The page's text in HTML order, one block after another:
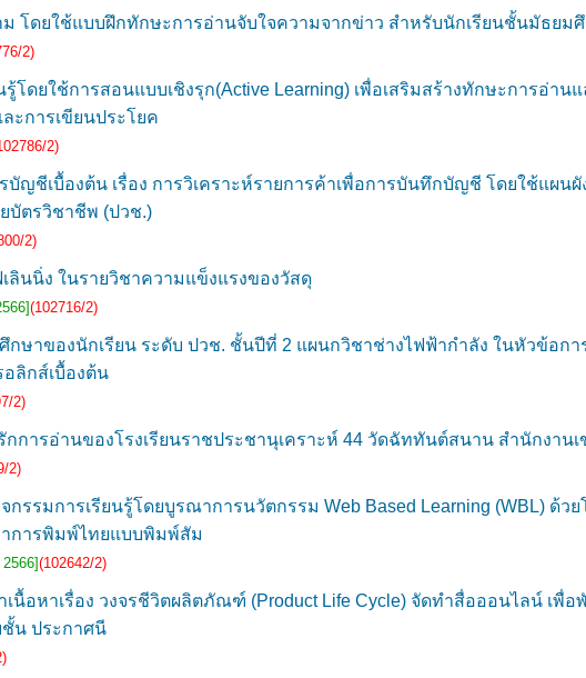
โดยใช้แบบฝึกทักษะการอ่านจับใจความจากข่าว สำหรับนักเรียนชั้นมัธยม
2)
โดยใช้การสอนแบบเชิงรุก(Active Learning) เพื่อเสริมสร้างทักษะการอ่าน
ะการเขียนประโยค
2)
ญชีเบื้องต้น เรื่อง การวิเคราะห์รายการค้าเพื่อการบันทึกบัญชี โดยใช้แผน
บัตรวิชาชีพ (ปวช.)
2)
ลินนิ่ง ในรายวิชาความแข็งแรงของวัสดุ
(102716/2)
กษาของนักเรียน ระดับ ปวช. ชั้นปีที่ 2 แผนกวิชาช่างไฟฟ้ากำลัง ในหัวข้อก
ลิกส์เบื้องต้น
2)
กการอ่านของโรงเรียนราชประชานุเคราะห์ 44 วัดฉัททันต์สนาน สำนักงา
2)
รรมการเรียนรู้โดยบูรณาการนวัตกรรม Web Based Learning (WBL) ด้ว
การพิมพ์ไทยแบบพิมพ์สัม
(102642/2)
นื้อหาเรื่อง วงจรชีวิตผลิตภัณฑ์ (Product Life Cycle) จัดทำสื่อออนไลน์ เพื่
ชั้น ประกาศนี